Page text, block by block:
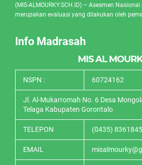
(MIS-ALMOURKY.SCH.ID) – Asesmen
merupakan evaluasi yang dilakukan oleh
Info Madrasah
MIS AL
NSPN : 60724162
Jl. Al-Mukarromah No. 6 Desa
Telaga Kabupaten Gorontalo
TELEPON (0435) 8361845
EMAIL